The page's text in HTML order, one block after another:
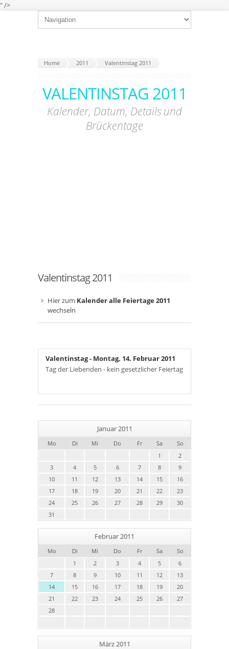
" />
Home 2011 Valentinstag 2011
VALENTINSTAG 2011
Kalender, Datum, Details und
Brückentage
Valentinstag 2011
Hier zum Kalender alle Feiertage 2011
wechseln
Valentinstag- Montag, 14. Februar 2011
Tag der Liebenden - kein gesetzlicher Feiertag
Januar 2011
Mo Di Mi Do Fr Sa
So
1
2
3
4 5 6 7 8
9
10
11 12 13 14 15
16
17
18 19 20 21 22
23
24
25 26 27 28 29
30
31
Februar 2011
Mo Di Mi Do Fr Sa
So
1
2 3 4 5
6
7
8 9 10 11 12
13
14
15 16 17 18 19
20
21
22 23 24 25 26
27
28
März 2011